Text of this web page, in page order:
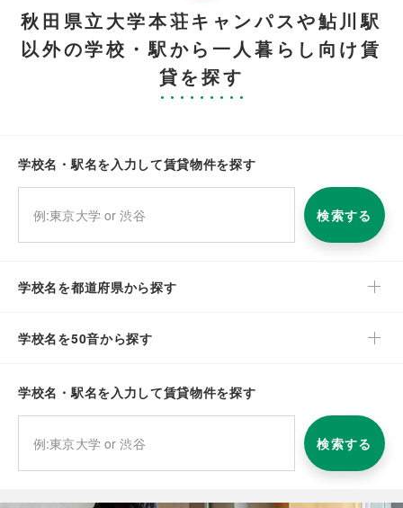
秋田県立大学本荘キャンパスや鮎川駅
以外の学校・駅から一人暮らし向け賃
貸を探す
学校名・駅名を入力して賃貸物件を探す
検索する
学校名を都道府県から探す
学校名を50音から探す
学校名・駅名を入力して賃貸物件を探す
検索する